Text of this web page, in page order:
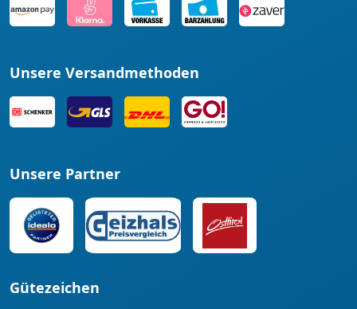
Unsere Versandmethoden
Unsere Partner
Gütezeichen